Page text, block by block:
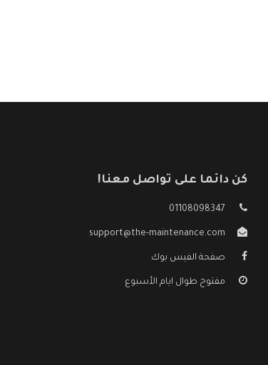
كن دائما على تواصل معنا!
01108098347
support@the-maintenance.com
صفحة الفيس بوك
مفتوح طوال ايام الأسبوع